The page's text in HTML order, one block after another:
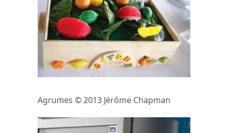
Agrumes © 2013 Jérôme Chapman